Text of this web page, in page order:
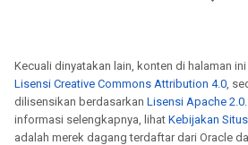
Kecuali dinyatakan lain, konten di halaman
Lisensi Creative Commons Attribution 4.0,
dilisensikan berdasarkan Lisensi Apache 2.0
informasi selengkapnya, lihat Kebijakan
adalah merek dagang terdaftar dari Oracle